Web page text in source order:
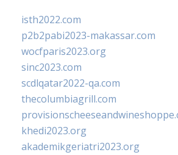
isth2022.com
p2b2pabi2023-makassar.com
wocfparis2023.org
sinc2023.com
scdlqatar2022-qa.com
thecolumbiagrill.com
khedi2023.org
akademikgeriatri2023.org